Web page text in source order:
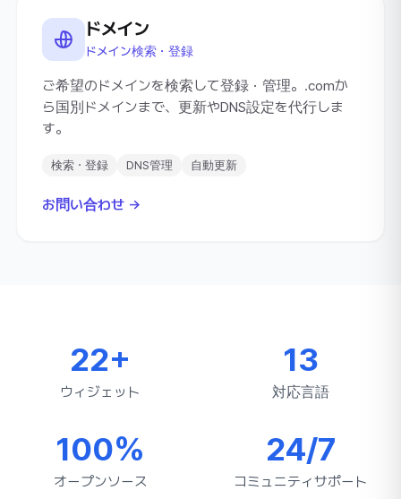
ドメイン
ドメイン検索・登録
ご希望のドメインを検索して登録・管理。.comか
ら国別ドメインまで、更新やDNS設定を代行しま
す。
検索・登録 DNS管理 自動更新
お問い合わせ →
22+
ウィジェット
13
対応言語
100%
オープンソース
24/7
コミュニティサポート